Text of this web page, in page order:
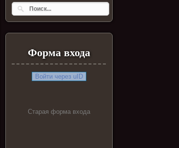
Форма входа
Войти через uID
Старая форма входа